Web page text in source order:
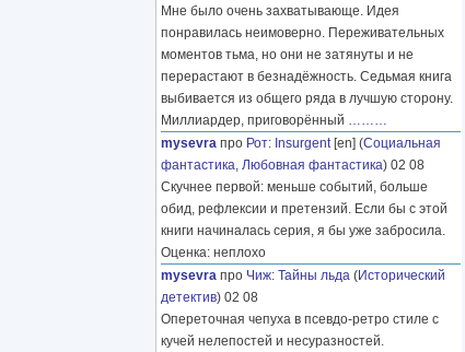
Мне было очень захватывающе. Идея
понравилась неимоверно. Переживательных
моментов тьма, но они не затянуты и не
перерастают в безнадёжность. Седьмая книга
выбивается из общего ряда в лучшую сторону.
Миллиардер, приговорённый ………
mysevra про Рот: Insurgent[en] (Социальная
фантастика, Любовная фантастика) 02 08
Скучнее первой: меньше событий, больше
обид, рефлексии и претензий. Если бы с этой
книги начиналась серия, я бы уже забросила.
Оценка: неплохо
mysevra про Чиж: Тайны льда (Исторический
детектив) 02 08
Опереточная чепуха в псевдо-ретро стиле с
кучей нелепостей и несуразностей.